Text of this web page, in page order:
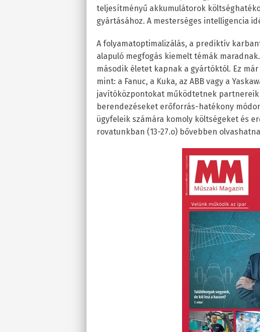
teljesítményű akkumulátorok
gyártásához. A mesterséges intelligencia
A folyamatoptimalizálás, a prediktív
alapuló megfogás kiemelt témák
második életet kapnak a gyártóktól. Ez
mint: a Fanuc, a Kuka, az ABB vagy a
javítóközpontokat működtetnek partnereik
berendezéseket erőforrás-hatékony
ügyfeleik számára komoly költségeket és
rovatunkban (13-27.o) bővebben